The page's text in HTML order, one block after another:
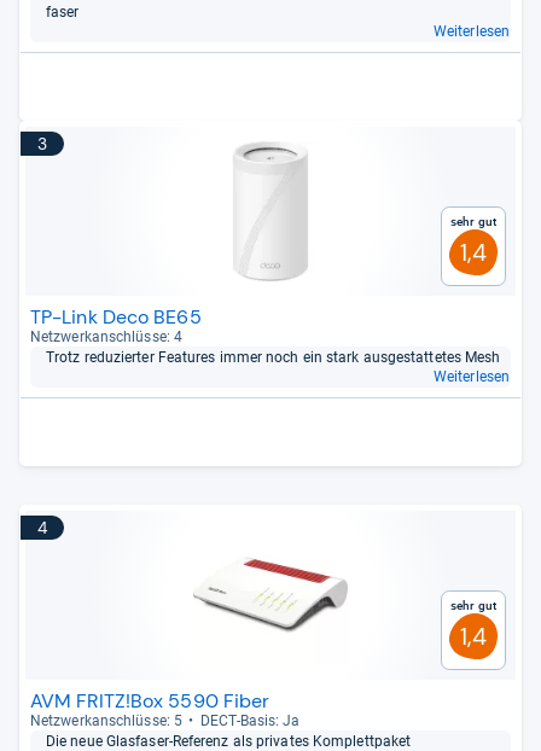
fa­ser
Weiterlesen
3
Sehr gut
1,4
TP-Link Deco BE65
Netz­werk­an­schlüsse: 4
Trotz redu­zier­ter Fea­tu­res immer noch ein stark aus­ge­stat­te­tes Mesh
Weiterlesen
4
Sehr gut
1,4
AVM FRITZ!Box 5590 Fiber
Netz­werk­an­schlüsse: 5
DECT-​Basis: Ja
Die neue Glas­fa­ser-​Refe­renz als pri­va­tes Kom­plett­pa­ket